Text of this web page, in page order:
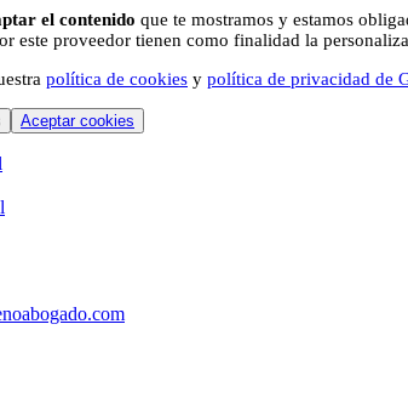
el contenido que te mostramos y estamos
este proveedor tienen como finalidad la
política de cookies y política de privacidad de
Aceptar cookies